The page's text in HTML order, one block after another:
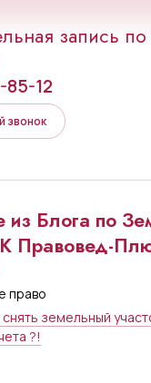
запись по
85-12
звонок
из Блога по
Правовед-
право
земельный
?!